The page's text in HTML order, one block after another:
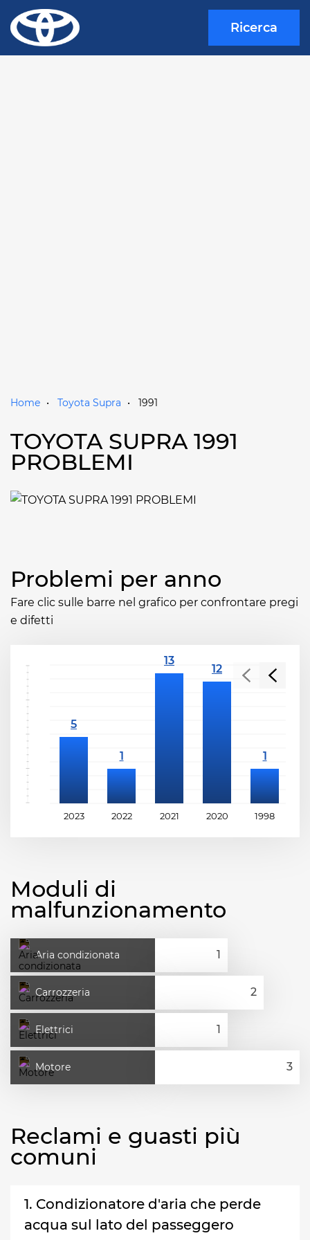
Ricerca
Home Toyota Supra 1991
TOYOTA SUPRA 1991
PROBLEMI
Problemi per anno
Fare clic sulle barre nel grafico per confrontare pregi
e difetti
2023 2022 2021 2020 1998
Moduli di
malfunzionamento
Aria condizionata
Carrozzeria
Elettrici
Motore
Reclami e guasti più
comuni
1. Condizionatore d'aria che perde
acqua sul lato del passeggero